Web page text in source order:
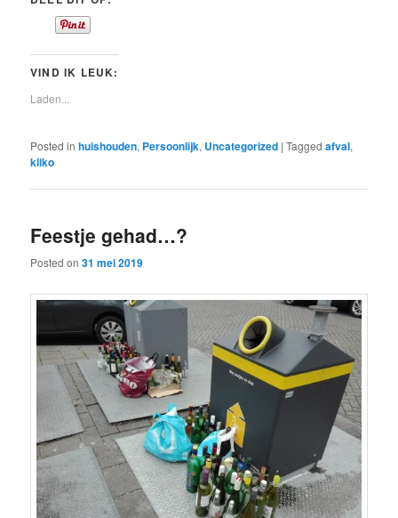
VIND IK LEUK:
Laden...
Posted in huishouden, Persoonlijk, Uncategorized |Tagged afval,
kliko
Feestje gehad…?
Posted on31 mei 2019